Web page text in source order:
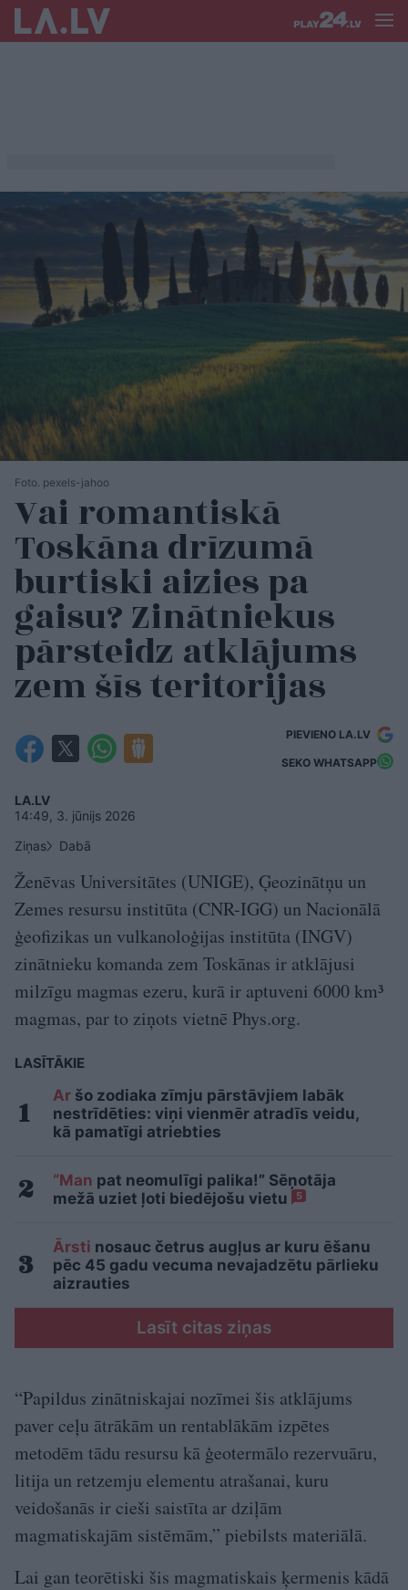
Foto. pexels-jahoo
Vai romantiskā
Toskāna drīzumā
burtiski aizies pa
gaisu? Zinātniekus
pārsteidz atklājums
zem šīs teritorijas
PIEVIENO LA.LV
SEKO WHATSAPP
LA.LV
14:49, 3. jūnijs 2026
Ziņas
Dabā
Ženēvas Universitātes (UNIGE), Ģeozinātņu un
Zemes resursu institūta (CNR-IGG) un Nacionālā
ģeofizikas un vulkanoloģijas institūta (INGV)
zinātnieku komanda zem Toskānas ir atklājusi
milzīgu magmas ezeru, kurā ir aptuveni 6000 km³
magmas, par to ziņots vietnē Phys.org.
LASĪTĀKIE
Ar šo zodiaka zīmju pārstāvjiem labāk
nestrīdēties: viņi vienmēr atradīs veidu,
kā pamatīgi atriebties
“Man pat neomulīgi palika!” Sēņotāja
mežā uziet ļoti biedējošu vietu
5
Ārsti nosauc četrus augļus ar kuru ēšanu
pēc 45 gadu vecuma nevajadzētu pārlieku
aizrauties
Lasīt citas ziņas
“Papildus zinātniskajai nozīmei šis atklājums
paver ceļu ātrākām un rentablākām izpētes
metodēm tādu resursu kā ģeotermālo rezervuāru,
litija un retzemju elementu atrašanai, kuru
veidošanās ir cieši saistīta ar dziļām
magmatiskajām sistēmām,” piebilsts materiālā.
Lai gan teorētiski šis magmatiskais ķermenis kādā